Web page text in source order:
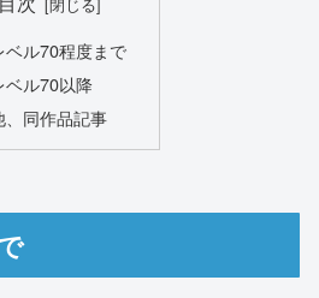
ベル70程度まで
ベル70以降
、同作品記事